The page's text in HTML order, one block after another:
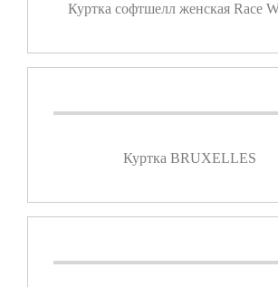
Куртка софтшелл женская Race
Куртка BRUXELLES